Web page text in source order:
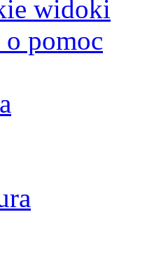
widoki
o pomoc